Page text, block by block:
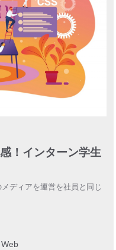
！インターン学生
ディアを運営を社員と同じ